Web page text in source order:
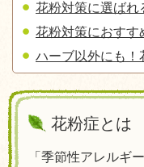
花粉対策に選ばれ
花粉対策におすす
ハーブ以外にも！
花粉症とは
「季節性アレルギ